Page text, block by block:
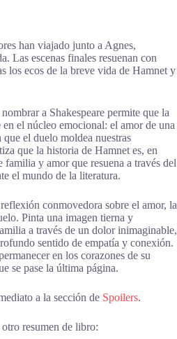
han viajado junto a Agnes,
Las escenas finales resuenan con
los ecos de la breve vida de Hamnet y
a Shakespeare permite que la
el núcleo emocional: el amor de una
el duelo moldea nuestras
que la historia de Hamnet es, en
y amor que resuena a través del
el mundo de la literatura.
conmovedora sobre el amor, la
Pinta una imagen tierna y
a través de un dolor inimaginable,
sentido de empatía y conexión.
en los corazones de su
se pase la última página.
a la sección de Spoilers.
resumen de libro: